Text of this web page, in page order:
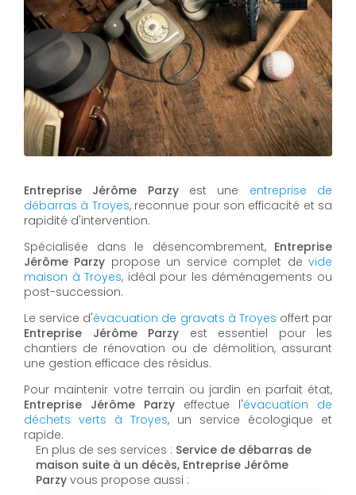
Entreprise Jérôme Parzyest une entreprise de
débarras à Troyes, reconnue pour son efficacité et sa
rapidité d'intervention.
Spécialisée dans le désencombrement, Entreprise
Jérôme Parzy propose un service complet devide
maison à Troyes, idéal pour les déménagements ou
post-succession.
Le service d'évacuation de gravats à Troyes offert par
Entreprise Jérôme Parzy est essentiel pour les
chantiers de rénovation ou de démolition, assurant
une gestion efficace des résidus.
Pour maintenir votre terrain ou jardin en parfait état,
Entreprise Jérôme Parzy effectue l'évacuation de
déchets verts à Troyes, un service écologique et
rapide.
En plus de ses services : Service de débarras de
maison suite à un décès, Entreprise Jérôme
Parzy vous propose aussi :